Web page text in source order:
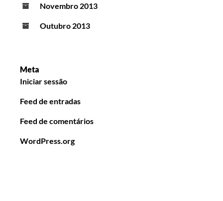
Novembro 2013
Outubro 2013
Meta
Iniciar sessão
Feed de entradas
Feed de comentários
WordPress.org